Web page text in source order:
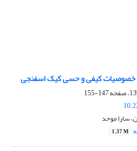
بر خصوصیات کیفی و حسی کیک اسفنجی
147-155
سارا موحد
1.37 M